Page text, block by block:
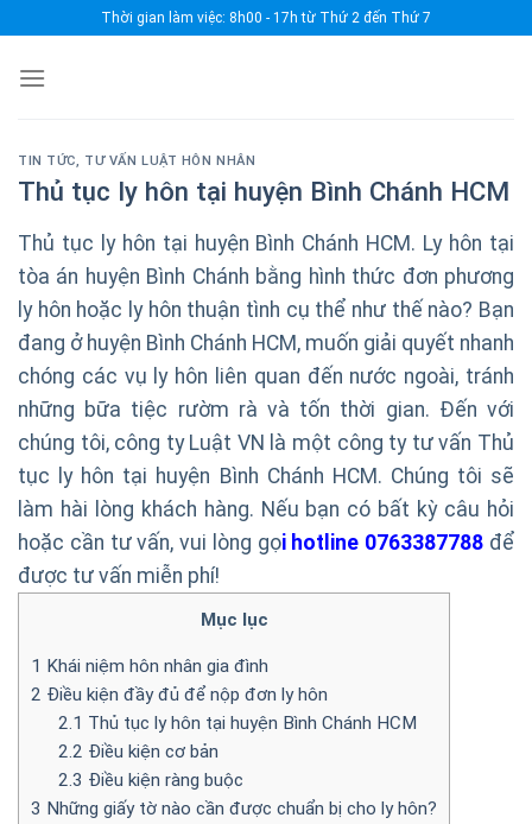
to
content
Thời gian làm việc: 8h00 - 17h từ Thứ 2 đến Thứ 7
TIN TỨC, TƯ VẤN LUẬT HÔN NHÂN
Thủ tục ly hôn tại huyện Bình Chánh HCM
Thủ tục ly hôn tại huyện Bình Chánh HCM. Ly hôn tại
tòa án huyện Bình Chánh bằng hình thức đơn phương
ly hôn hoặc ly hôn thuận tình cụ thể như thế nào? Bạn
đang ở huyện Bình Chánh HCM, muốn giải quyết nhanh
chóng các vụ ly hôn liên quan đến nước ngoài, tránh
những bữa tiệc rườm rà và tốn thời gian. Đến với
chúng tôi, công ty Luật VN là một công ty tư vấn Thủ
tục ly hôn tại huyện Bình Chánh HCM. Chúng tôi sẽ
làm hài lòng khách hàng. Nếu bạn có bất kỳ câu hỏi
hoặc cần tư vấn, vui lòng gọi hotline 0763387788 để
được tư vấn miễn phí!
Mục lục
1 Khái niệm hôn nhân gia đình
2 Điều kiện đầy đủ để nộp đơn ly hôn
2.1 Thủ tục ly hôn tại huyện Bình Chánh HCM
2.2 Điều kiện cơ bản
2.3 Điều kiện ràng buộc
3 Những giấy tờ nào cần được chuẩn bị cho ly hôn?